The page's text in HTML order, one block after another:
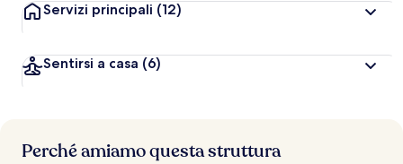
Servizi principali (12)
Sentirsi a casa (6)
Perché amiamo questa struttura